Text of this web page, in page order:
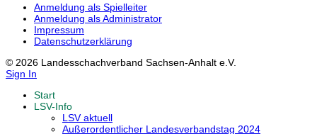
Anmeldung als Spielleiter
Anmeldung als Administrator
Impressum
Datenschutzerklärung
© 2026 Landesschachverband Sachsen-Anhalt e.V.
Sign In
Start
LSV-Info
LSV aktuell
Außerordentlicher Landesverbandstag 2024